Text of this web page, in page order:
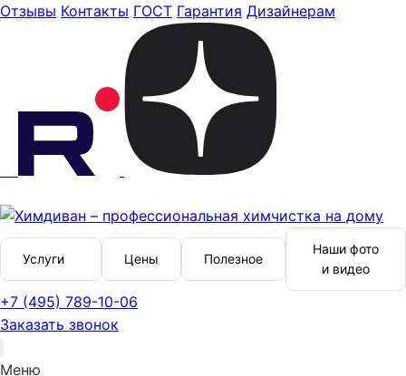
Отзывы Контакты ГОСТ Гарантия Дизайнерам
Услуги Цены Полезное
Наши фото
и видео
+7 (495) 789-10-06
Заказать звонок
Меню